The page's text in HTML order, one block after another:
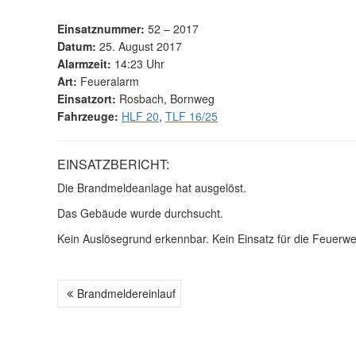
Einsatznummer: 52 – 2017
Datum: 25. August 2017
Alarmzeit: 14:23 Uhr
Art: Feueralarm
Einsatzort: Rosbach, Bornweg
Fahrzeuge: HLF 20, TLF 16/25
EINSATZBERICHT:
Die Brandmeldeanlage hat ausgelöst.
Das Gebäude wurde durchsucht.
Kein Auslösegrund erkennbar. Kein Einsatz für die
B Brandmeldereinlauf